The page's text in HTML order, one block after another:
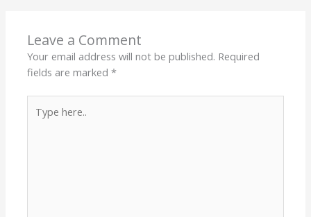
Leave a Comment
Your email address will not be published. Required
fields are marked*
here..